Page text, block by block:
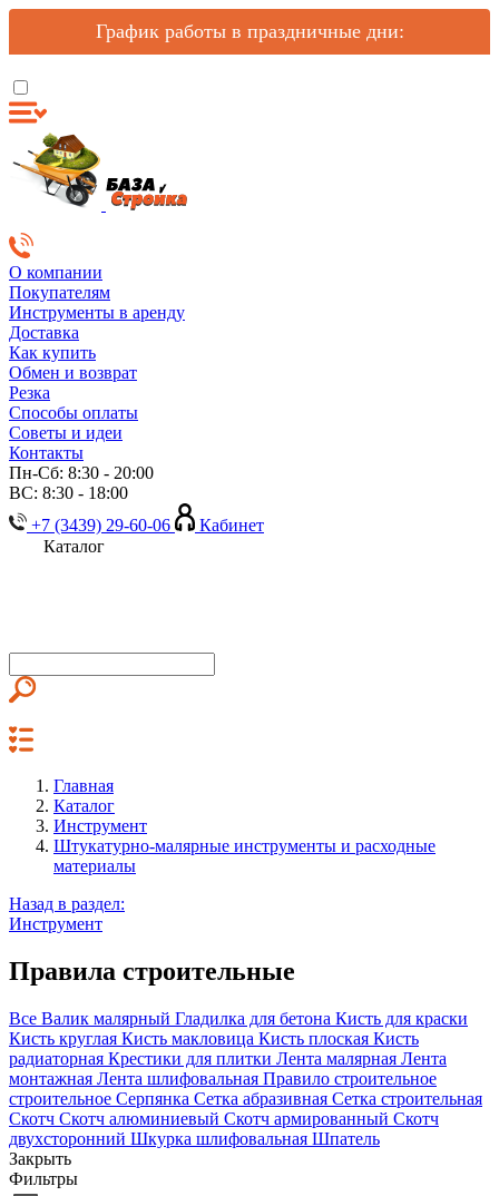
График работы в праздничные дни:
О компании
Покупателям
Инструменты в аренду
Доставка
Как купить
Обмен и возврат
Резка
Способы оплаты
Советы и идеи
Контакты
Пн-Сб: 8:30 - 20:00
ВС: 8:30 - 18:00
+7 (3439) 29-60-06
Кабинет
Каталог
Главная
Каталог
Инструмент
Штукатурно-малярные инструменты и расходные
материалы
Назад в раздел:
Инструмент
Правила строительные
Все Валик малярный Гладилка для бетона Кисть для краски
Кисть круглая Кисть макловица Кисть плоская Кисть
радиаторная Крестики для плитки Лента малярная Лента
монтажная Лента шлифовальная Правило строительное
строительное Серпянка Сетка абразивная Сетка строительная
Скотч Скотч алюминиевый Скотч армированный Скотч
двухсторонний Шкурка шлифовальная Шпатель
Закрыть
Фильтры